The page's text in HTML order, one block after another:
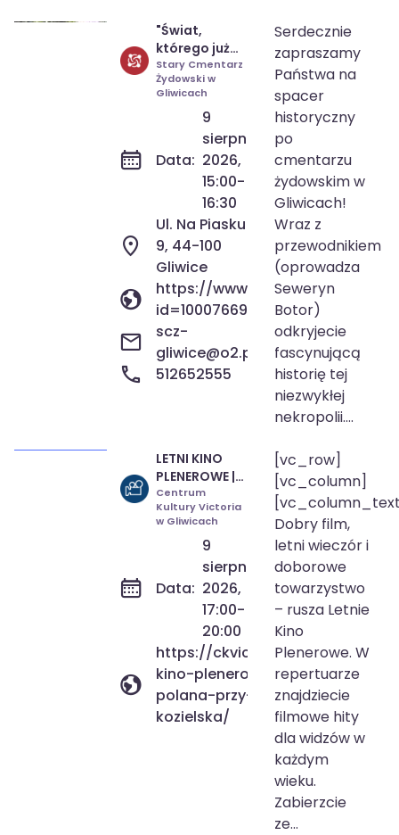
15:00-16:30
"Świat,
którego już
nie ma" -
spacer
historyczny
po starym
cmentarzu
żydowskim w
Gliwicach
Stary Cmentarz
Żydowski w
Gliwicach
Data:
9
sierpnia
2026,
15:00-
16:30
Ul. Na Piasku
9, 44-100
Gliwice
https://www.facebook.com/
id=100076692130665
scz-
gliwice@o2.pl
512652555
Serdecznie
zapraszamy
Państwa na
spacer
historyczny
po
cmentarzu
żydowskim w
Gliwicach!
Wraz z
przewodnikiem
(oprowadza
Seweryn
Botor)
odkryjecie
fascynującą
historię tej
niezwykłej
nekropolii....
17:00-20:00
LETNI KINO
PLENEROWE |
WOJSKA
POLSKIEGO |
polana przy
placu zabaw
ZSP nr 5
(Kozielska)
Centrum
Kultury Victoria
w Gliwicach
Data:
9
sierpnia
2026,
17:00-
20:00
https://ckvictoria.pl/
kino-plenerowe-wojska-
polana-przy-placu-zabaw-zsp-
kozielska/
[vc_row]
[vc_column]
Dobry film,
letni wieczór i
doborowe
towarzystwo
– rusza Letnie
Kino
Plenerowe. W
repertuarze
znajdziecie
filmowe hity
dla widzów w
każdym
wieku.
Zabierzcie
ze...